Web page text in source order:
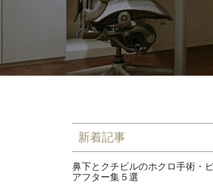
新着記事
鼻下とクチビルのホクロ手術・
アフター集５選